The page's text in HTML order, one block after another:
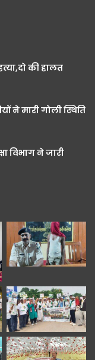
की हालत
ने मारी गोली स्थिति
विभाग ने जारी